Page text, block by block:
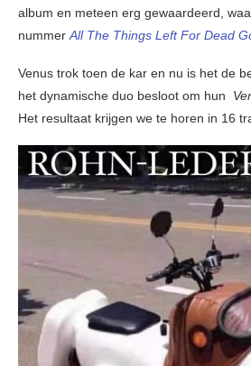
album en meteen erg gewaardeerd,
nummerAll The Things Left For Dead
Venus trok toen de kar en nu is het de
het dynamische duo besloot om hun
Het resultaat krijgen we te horen in 16